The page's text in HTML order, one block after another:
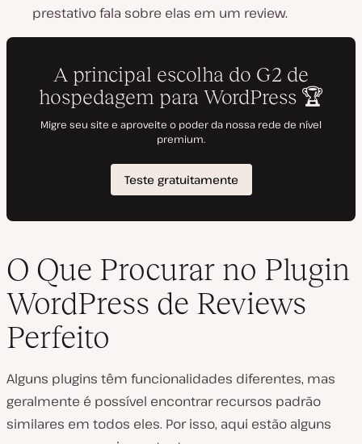
prestativo fala sobre elas em um review.
O Que Procurar no Plugin
WordPress de Reviews
Perfeito
Alguns plugins têm funcionalidades diferentes, mas
geralmente é possível encontrar recursos padrão
similares em todos eles. Por isso, aqui estão alguns